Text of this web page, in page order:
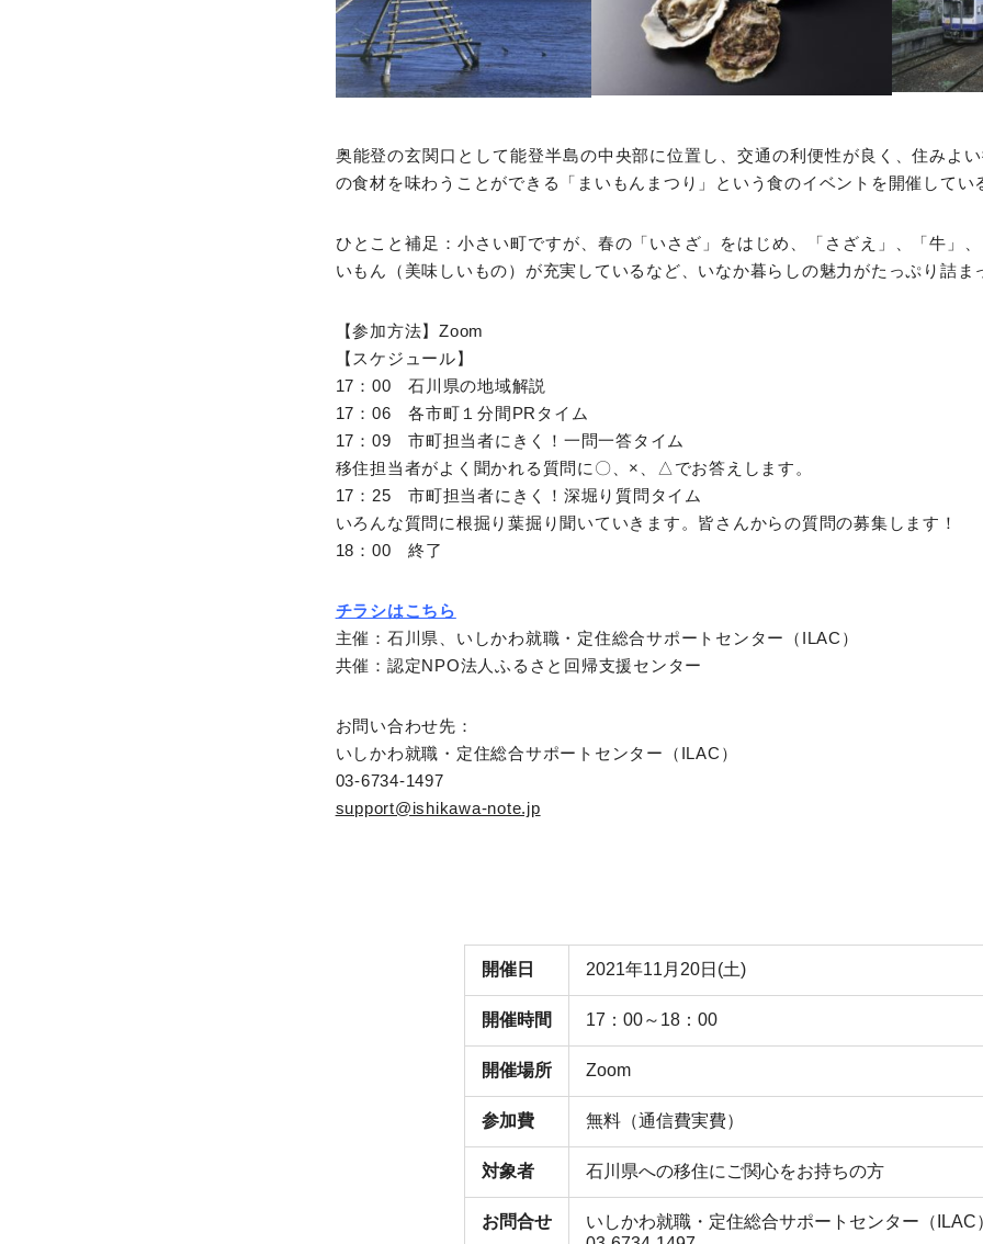
奥能登の玄関口として能登半島の中央部に位置し、交通の利便性が良く、住みよ
の食材を味わうことができる「まいもんまつり」という食のイベントを開催してい
ひとこと補足：小さい町ですが、春の「いさざ」をはじめ、「さざえ」、「牛」
いもん（美味しいもの）が充実しているなど、いなか暮らしの魅力がたっぷり詰ま
【参加方法】Zoom
【スケジュール】
17：00 石川県の地域解説
17：06 各市町１分間PRタイム
17：09 市町担当者にきく！一問一答タイム
移住担当者がよく聞かれる質問に〇、×、△でお答えします。
17：25 市町担当者にきく！深堀り質問タイム
いろんな質問に根掘り葉掘り聞いていきます。皆さんからの質問の募集します！
18：00 終了
チラシはこちら
主催：石川県、いしかわ就職・定住総合サポートセンター（ILAC）
共催：認定NPO法人ふるさと回帰支援センター
お問い合わせ先：
いしかわ就職・定住総合サポートセンター（ILAC）
03-6734-1497
support@ishikawa-note.jp
開催日 2021年11月20日(土)
開催時間 17：00～18：00
開催場所 Zoom
参加費 無料（通信費実費）
対象者 石川県への移住にご関心をお持ちの方
お問合せ
いしかわ就職・定住総合サポートセンター（ILAC）